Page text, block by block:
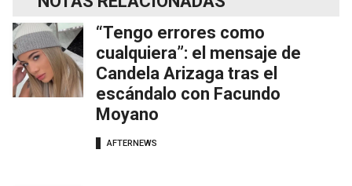
“Tengo errores como
cualquiera”: el mensaje de
Candela Arizaga tras el
escándalo con Facundo
Moyano
AFTERNEWS